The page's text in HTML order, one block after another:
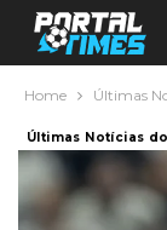
Home Últimas